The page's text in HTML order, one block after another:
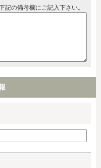
記の備考欄にご記入下さい。